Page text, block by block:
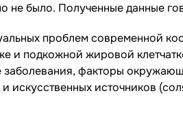
не было. Полученные данные
проблем современной
подкожной жировой
факторы
искусственных источников